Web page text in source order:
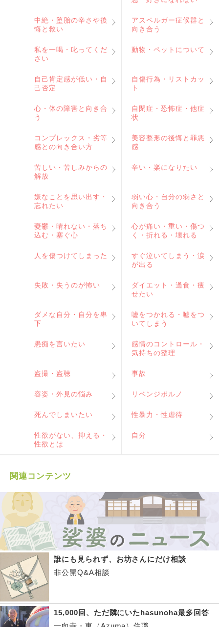
中絶・堕胎の辛さや後
悔と救い
アスペルガー症候群と
向き合う
私を一喝・叱ってくだ
さい
動物・ペットについて
自己肯定感が低い・自
己否定
自傷行為・リストカッ
ト
心・体の障害と向き合
う
自閉症・恐怖症・他症
状
コンプレックス・劣等
感との向き合い方
美容整形の後悔と罪悪
感
苦しい・苦しみからの
解放
辛い・楽になりたい
嫌なことを思い出す・
忘れたい
弱い心・自分の弱さと
向き合う
憂鬱・晴れない・落ち
込む・塞ぐ心
心が痛い・重い・傷つ
く・折れる・壊れる
人を傷つけてしまった
すぐ泣いてしまう・涙
が出る
失敗・失うのが怖い
ダイエット・過食・痩
せたい
ダメな自分・自分を卑
下
嘘をつかれる・嘘をつ
いてしまう
愚痴を言いたい
感情のコントロール・
気持ちの整理
盗撮・盗聴 事故
容姿・外見の悩み リベンジポルノ
死んでしまいたい 性暴力・性虐待
性欲がない、抑える・
性欲とは
自分
関連コンテンツ
誰にも見られず、お坊さんにだけ相談
非公開Q&A相談
15,000回、ただ隣にいたhasunoha最多回答